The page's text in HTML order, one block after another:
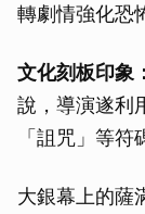
轉劇情強化恐
文化刻板印象：
說，導演遂利
「詛咒」等
大銀幕上的薩